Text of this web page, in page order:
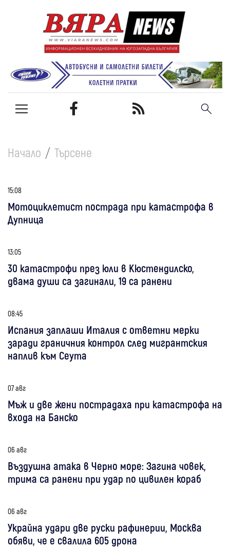
Начало Търсене
15:08
Мотоциклетист пострада при катастрофа в
Дупница
13:05
30 катастрофи през юли в Кюстендилско,
двама души са загинали, 19 са ранени
08:45
Испания заплаши Италия с ответни мерки
заради граничния контрол след мигрантския
наплив към Сеута
07 авг
Мъж и две жени пострадаха при катастрофа на
входа на Банско
06 авг
Въздушна атака в Черно море: Загина човек,
трима са ранени при удар по цивилен кораб
06 авг
Украйна удари две руски рафинерии, Москва
обяви, че е свалила 605 дрона